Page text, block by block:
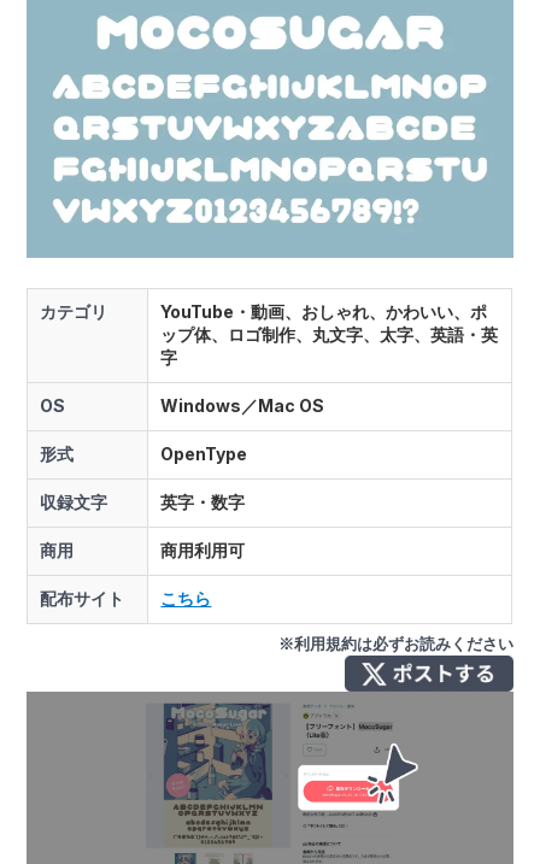
カテゴリ
YouTube・動画、おしゃれ、かわいい、ポ
ップ体、ロゴ制作、丸文字、太字、英語・英
字
OS Windows／Mac OS
形式 OpenType
収録文字 英字・数字
商用 商用利用可
配布サイト こちら
※利用規約は必ずお読みください